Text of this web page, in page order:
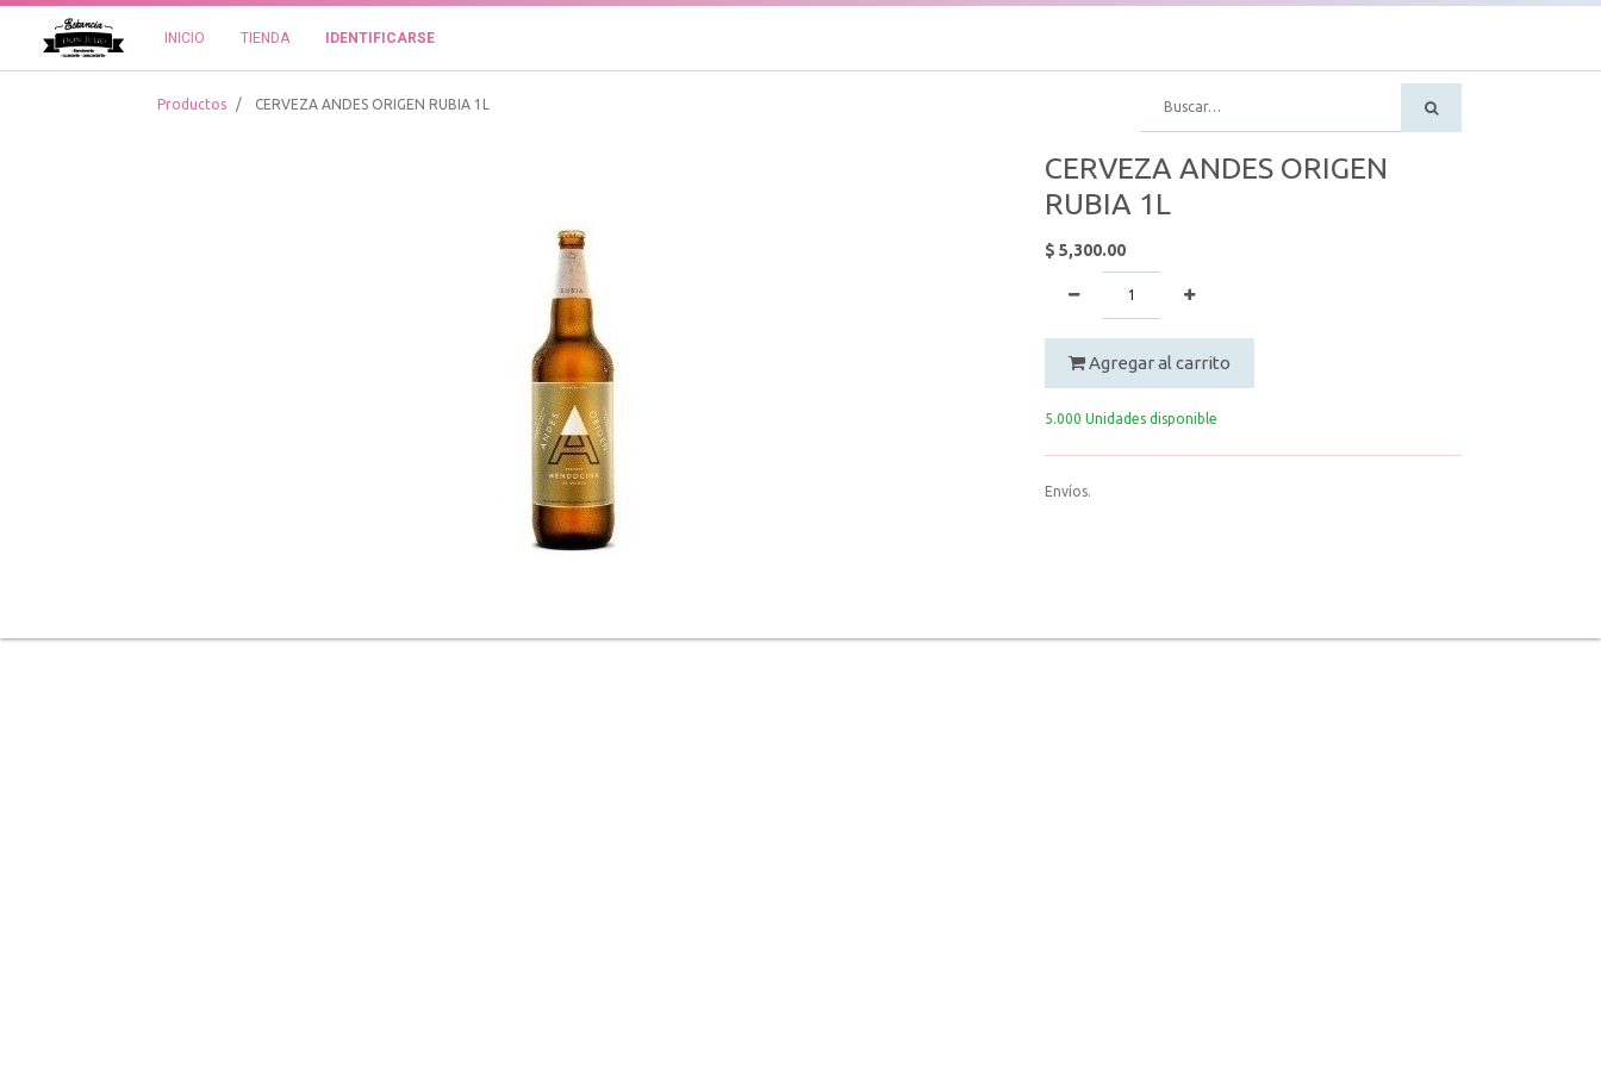
INICIO TIENDA IDENTIFICARSE
Productos CERVEZA ANDES ORIGEN RUBIA 1L
CERVEZA ANDES ORIGEN
RUBIA 1L
$ 5,300.00
Agregar al carrito
5.000 Unidades disponible
Envíos.